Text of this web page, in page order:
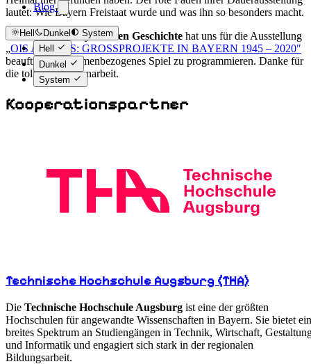
Blog
Hell Dunkel
System
Hell
Dunkel
System
lautet: Wie Bayern Freistaat wurde und was ihn so besonders macht.
DasHaus der Bayerischen Geschichte hat uns für die Ausstellung
„OIS ANDERS: GROSSPROJEKTE IN BAYERN 1945 – 2020″
beauftragt ein themenbezogenes Spiel zu programmieren. Danke für
die tolle Zusammenarbeit.
Kooperationspartner
Technische Hochschule Augsburg (THA)
Die Technische Hochschule Augsburg ist eine der größten
Hochschulen für angewandte Wissenschaften in Bayern. Sie bietet ein
breites Spektrum an Studiengängen in Technik, Wirtschaft,
und Informatik und engagiert sich stark in der regionalen
Bildungsarbeit.